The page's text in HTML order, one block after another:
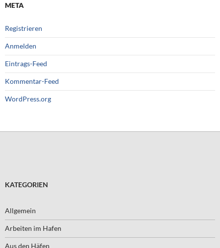
META
Registrieren
Anmelden
Eintrags-Feed
Kommentar-Feed
WordPress.org
KATEGORIEN
Allgemein
Arbeiten im Hafen
Aus den Häfen